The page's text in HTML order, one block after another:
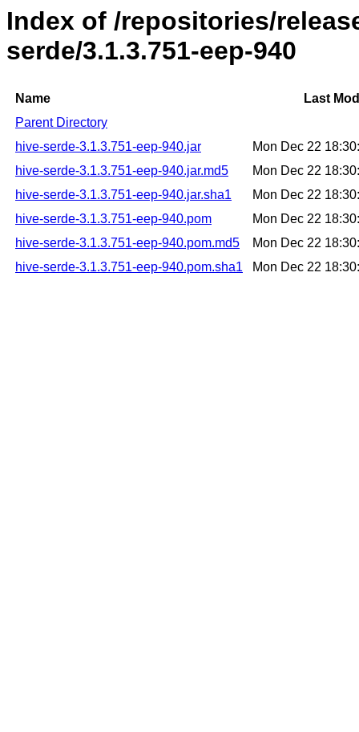
Index of /repositories/
serde/3.1.3.751-eep-940
Name
Last
Parent Directory
hive-serde-3.1.3.751-eep-940.jar
Mon Dec 22
hive-serde-3.1.3.751-eep-940.jar.md5
Mon Dec 22
hive-serde-3.1.3.751-eep-940.jar.sha1
Mon Dec 22
hive-serde-3.1.3.751-eep-940.pom
Mon Dec 22
hive-serde-3.1.3.751-eep-940.pom.md5
Mon Dec 22
hive-serde-3.1.3.751-eep-940.pom.sha1
Mon Dec 22